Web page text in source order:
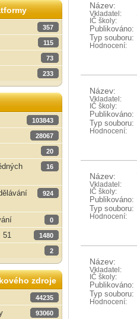
357
115
73
233
103843
28067
20
16
924
0
51 1480
2
zdroje
44235
93060
Název:
Vkladatel:
IČ školy:
Publikováno:
Typ souboru:
Hodnocení:
Název:
Vkladatel:
IČ školy:
Publikováno:
Typ souboru:
Hodnocení:
Název:
Vkladatel:
IČ školy:
Publikováno:
Typ souboru:
Hodnocení:
Název:
Vkladatel:
IČ školy:
Publikováno:
Typ souboru:
Hodnocení: